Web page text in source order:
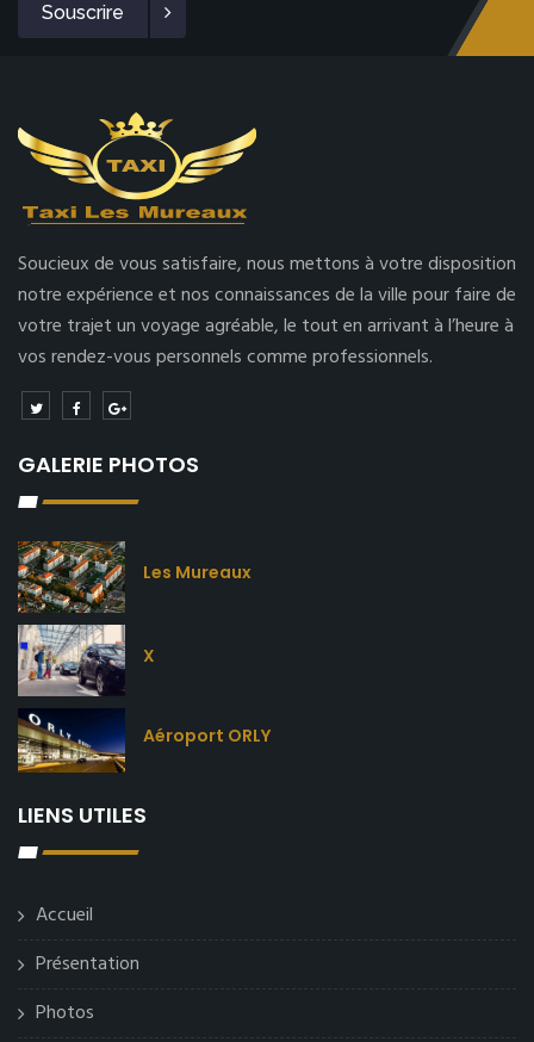
Souscrire
Soucieux de vous satisfaire, nous mettons à votre disposition
notre expérience et nos connaissances de la ville pour faire de
votre trajet un voyage agréable, le tout en arrivant à l’heure à
vos rendez-vous personnels comme professionnels.
GALERIE PHOTOS
Les Mureaux
X
Aéroport ORLY
LIENS UTILES
Accueil
Présentation
Photos